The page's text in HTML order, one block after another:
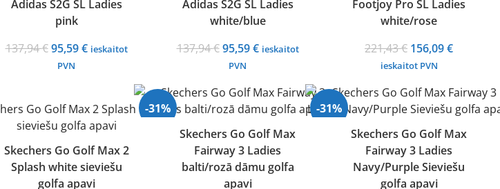
Adidas S2G SL Ladies
pink
137,94€ Original
price
95,59€Current
ieskaitot
PVN
Adidas S2G SL Ladies
white/blue
137,94€ Original
price
137,94 €.
95,59€Current
95,59 €.
ieskaitot
PVN
Footjoy Pro SL Ladies
white/rose
221,43€ Original
price
221,43 €.
156,09€Current
156,09 €.
ieskaitot PVN
Skechers Go Golf Max 2
Splash white sieviešu
golfa apavi
-31%
Skechers Go Golf Max
Fairway 3 Ladies
balti/rozā dāmu golfa
apavi
-31%
Skechers Go Golf Max
Fairway 3 Ladies
Navy/Purple Sieviešu
golfa apavi